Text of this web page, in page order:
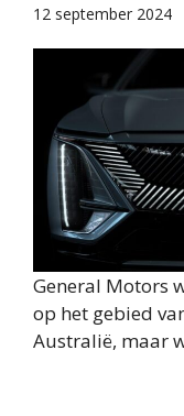
12 september 2024
General Motors
op het gebied
Australië, maar